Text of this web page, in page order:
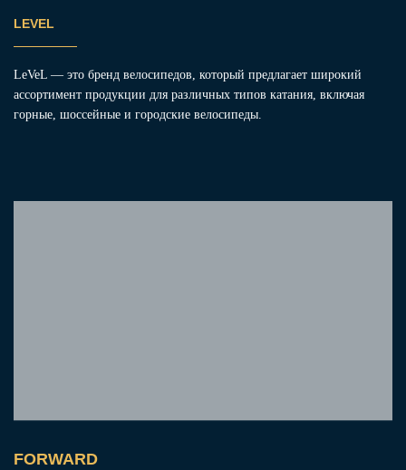
LEVEL
LeVeL — это бренд велосипедов, который предлагает широкий
ассортимент продукции для различных типов катания, включая
горные, шоссейные и городские велосипеды.
FORWARD